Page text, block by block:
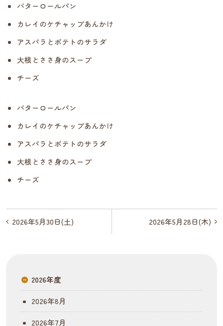
バターロールパン
カレイのケチャップあんかけ
アスパラとポテトのサラダ
大根とささ身のスープ
チーズ
バターロールパン
カレイのケチャップあんかけ
アスパラとポテトのサラダ
大根とささ身のスープ
チーズ
投
2026年5月28日(木)
2026年5月30日(土)
2026年度
2026年8月
2026年7月